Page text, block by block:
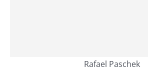
Rafael Paschek